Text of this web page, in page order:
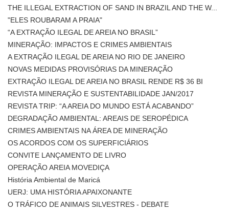
THE ILLEGAL EXTRACTION OF SAND IN BRAZIL AND THE W...
"ELES ROUBARAM A PRAIA"
“A EXTRAÇÃO ILEGAL DE AREIA NO BRASIL”
MINERAÇÃO: IMPACTOS E CRIMES AMBIENTAIS
A EXTRAÇÃO ILEGAL DE AREIA NO RIO DE JANEIRO
NOVAS MEDIDAS PROVISÓRIAS DA MINERAÇÃO
EXTRAÇÃO ILEGAL DE AREIA NO BRASIL RENDE R$ 36 BI
REVISTA MINERAÇÃO E SUSTENTABILIDADE JAN/2017
REVISTA TRIP: “A AREIA DO MUNDO ESTÁ ACABANDO”
DEGRADAÇÃO AMBIENTAL: AREAIS DE SEROPÉDICA
CRIMES AMBIENTAIS NA ÁREA DE MINERAÇÃO
OS ACORDOS COM OS SUPERFICIÁRIOS
CONVITE LANÇAMENTO DE LIVRO
OPERAÇÃO AREIA MOVEDIÇA
História Ambiental de Maricá
UERJ: UMA HISTÓRIA APAIXONANTE
O TRÁFICO DE ANIMAIS SILVESTRES - DEBATE